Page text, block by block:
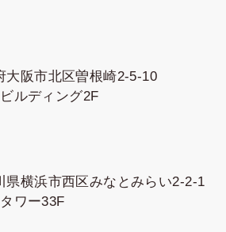
大阪市北区曽根崎2-5-10
ルディング2F
県横浜市西区みなとみらい2-2-1
ワー33F